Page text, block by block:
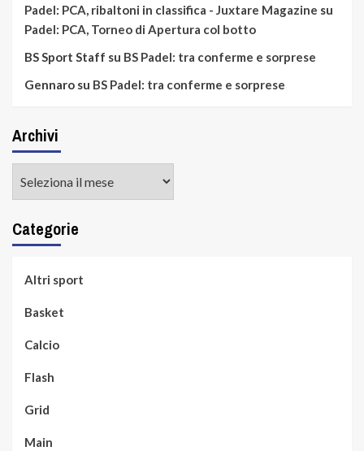
Padel: PCA, ribaltoni in classifica - Juxtare Magazine su
Padel: PCA, Torneo di Apertura col botto
BS Sport Staff su BS Padel: tra conferme e sorprese
Gennaro su BS Padel: tra conferme e sorprese
Archivi
Categorie
Altri sport
Basket
Calcio
Flash
Grid
Main